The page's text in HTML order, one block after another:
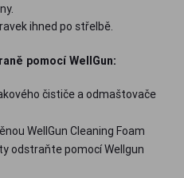
ihned po střelbě.
pomocí WellGun:
čističe a odmaštovače
WellGun Cleaning Foam
odstraňte pomocí Wellgun